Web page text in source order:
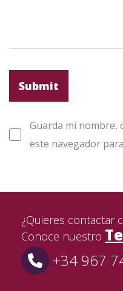
Guarda mi nombre,
este navegador
¿Quieres contactar
Conoce nuestro
+34 967